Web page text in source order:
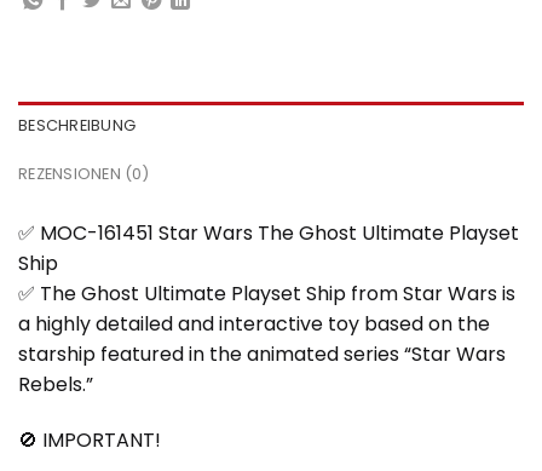
BESCHREIBUNG
REZENSIONEN (0)
✅ MOC-161451 Star Wars The Ghost Ultimate Playset
Ship
✅ The Ghost Ultimate Playset Ship from Star Wars is
a highly detailed and interactive toy based on the
starship featured in the animated series “Star Wars
Rebels.”
🚫 IMPORTANT!